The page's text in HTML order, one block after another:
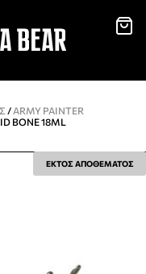
/ ARMY PAINTER
BONE 18ML
ΕΚΤΟΣ ΑΠΟΘΕΜΑΤΟΣ